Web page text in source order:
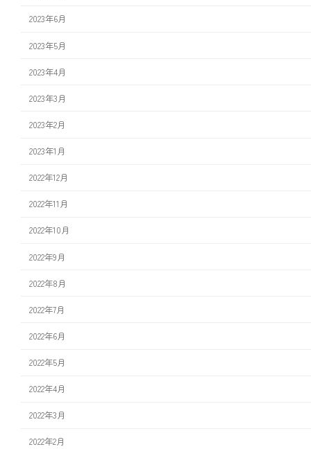
2023年6月
2023年5月
2023年4月
2023年3月
2023年2月
2023年1月
2022年12月
2022年11月
2022年10月
2022年9月
2022年8月
2022年7月
2022年6月
2022年5月
2022年4月
2022年3月
2022年2月